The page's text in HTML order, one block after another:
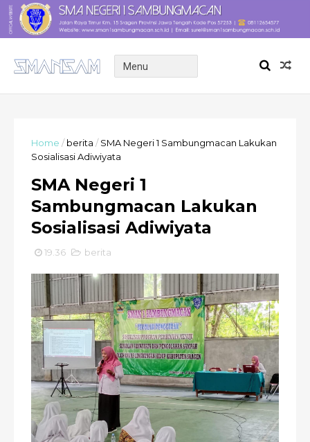
Home / berita / SMA Negeri 1 Sambungmacan Lakukan
Sosialisasi Adiwiyata
SMA Negeri 1
Sambungmacan Lakukan
Sosialisasi Adiwiyata
19.36 berita